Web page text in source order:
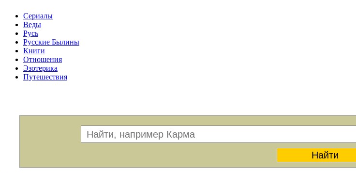
Сериалы
Веды
Русь
Русские Былины
Книги
Отношения
Эзотерика
Путешествия